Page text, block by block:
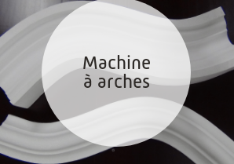
Machine
à arches